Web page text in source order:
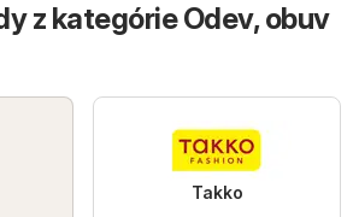
z kategórie Odev, obuv
Takko